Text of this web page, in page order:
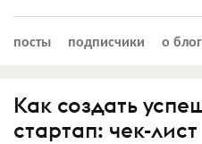
посты подписчики о
Как создать
стартап: чек-лист